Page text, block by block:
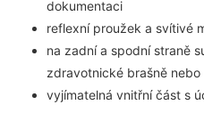
dokumentaci
reflexní proužek a svítivé
na zadní a spodní straně
zdravotnické brašně nebo
vyjímatelná vnitřní část s